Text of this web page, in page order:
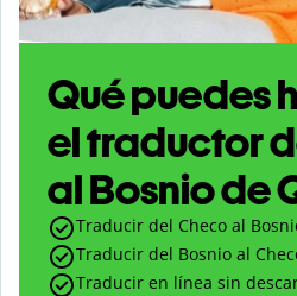
Qué puedes
el traductor
al Bosnio de
Traducir del Checo al
Traducir del Bosnio al
Traducir en línea sin